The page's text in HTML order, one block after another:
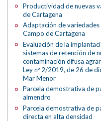
Productividad de nuevas
de Cartagena
Adaptación de
Campo de Cartagena
Evaluación de la
sistemas de retención de
contaminación difusa
Ley nº 2/2019, de 26 de
Mar Menor
Parcela demostrativa de
almendro
Parcela demostrativa de
directa en alta densidad